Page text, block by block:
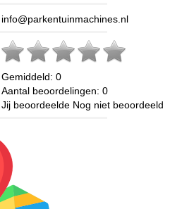
info@parkentuinmachines.nl
Gemiddeld: 0
Aantal beoordelingen: 0
Jij beoordeelde Nog niet beoordeeld